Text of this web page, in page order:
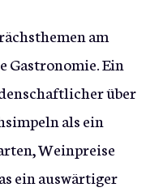
am
Ein
über
als ein
Weinpreise
ein auswärtiger